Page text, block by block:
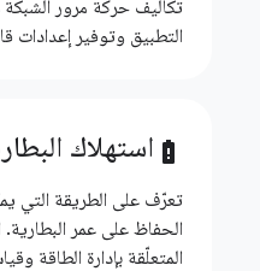
تكاليف حركة مرور
التطبيق وتوفير إعدادات
battery_alert استهلاك
تعرّف على الطريقة التي
الحفاظ على عمر
المتعلّقة بإدارة الطاقة